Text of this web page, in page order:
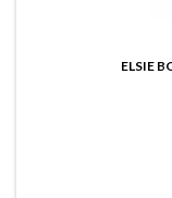
ELSIE